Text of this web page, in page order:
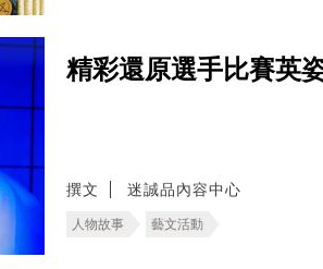
精彩還原選手比賽英
撰文 迷誠品內容中心
人物故事 藝文活動